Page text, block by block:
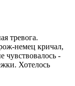
тревога.
немец кричал,
чувствовалось -
Хотелось